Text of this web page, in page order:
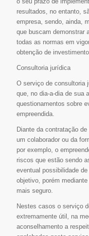
resultados, no entanto,
empresa, sendo, ainda,
que buscam demonstrar
todas as normas em
obtenção de
Consultoria jurídica
O serviço de consultoria
que, no dia-a-dia de sua
questionamentos sobre
empreendida.
Diante da contratação
um colaborador ou da
por exemplo, o
riscos que estão sendo
eventual possibilidade
objetivo, porém
mais seguro.
Nestes casos o serviço
extremamente útil, na
aconselhamento a